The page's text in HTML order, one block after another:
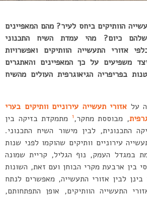
הוותיקים ביחס לעיר? מהם המאפיינים
שלהם כיום? מהי עמדת השיח התכנוני
אזורי התעשייה הוותיקים ואפשרויות
משפיעים על כך המאפיינים והאתגרים
בפריפריה הגיאוגרפית העולים מהשיח
על אזורי תעשייה עירוניים וותיקים בערי
, מבוססת מחקר,1 מתמקדת בזיקה בין
התכנונית, לבין מישור השיח התכנוני.
עירוניים וותיקים שהוקמו לפני שנות
במגדל העמק, נוף הגליל, קריית שמונה
בין ארבעת מקרי הבוחן ועם זאת, השונות
בינן לבין אזורי התעשייה, מאפשרים לנתח
התעשייה הוותיקים, אופן התפתחותם,